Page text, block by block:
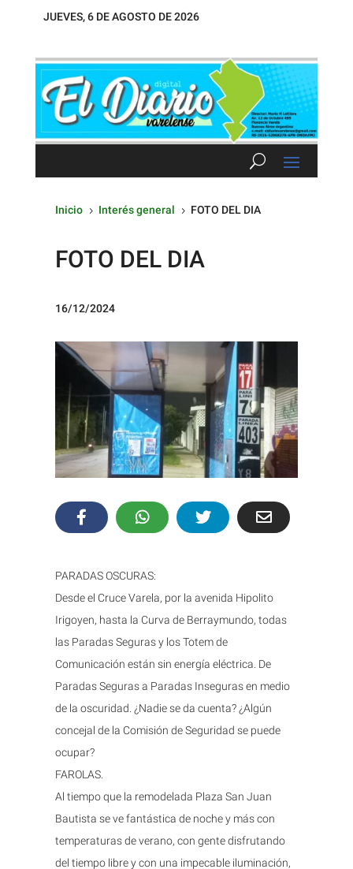
JUEVES, 6 DE AGOSTO DE 2026
Inicio 5 Interés general 5 FOTO DEL DIA
FOTO DEL DIA
16/12/2024
PARADAS OSCURAS:
Desde el Cruce Varela, por la avenida Hipolito
Irigoyen, hasta la Curva de Berraymundo, todas
las Paradas Seguras y los Totem de
Comunicación están sin energía eléctrica. De
Paradas Seguras a Paradas Inseguras en medio
de la oscuridad. ¿Nadie se da cuenta? ¿Algún
concejal de la Comisión de Seguridad se puede
ocupar?
FAROLAS.
Al tiempo que la remodelada Plaza San Juan
Bautista se ve fantástica de noche y más con
temperaturas de verano, con gente disfrutando
del tiempo libre y con una impecable iluminación,